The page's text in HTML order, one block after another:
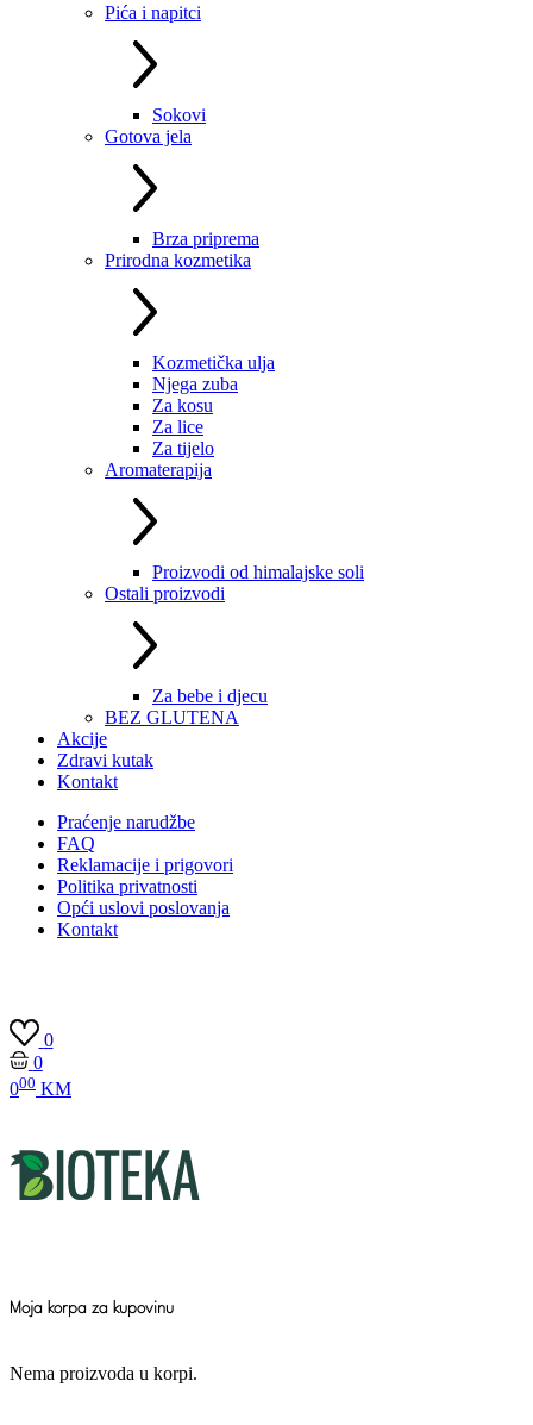
Pića i napitci
Sokovi
Gotova jela
Brza priprema
Prirodna kozmetika
Kozmetička ulja
Njega zuba
Za kosu
Za lice
Za tijelo
Aromaterapija
Proizvodi od himalajske soli
Ostali proizvodi
Za bebe i djecu
BEZ GLUTENA
Akcije
Zdravi kutak
Kontakt
Praćenje narudžbe
FAQ
Reklamacije i prigovori
Politika privatnosti
Opći uslovi poslovanja
Kontakt
0
0
000 KM
Moja korpa za kupovinu
Nema proizvoda u korpi.